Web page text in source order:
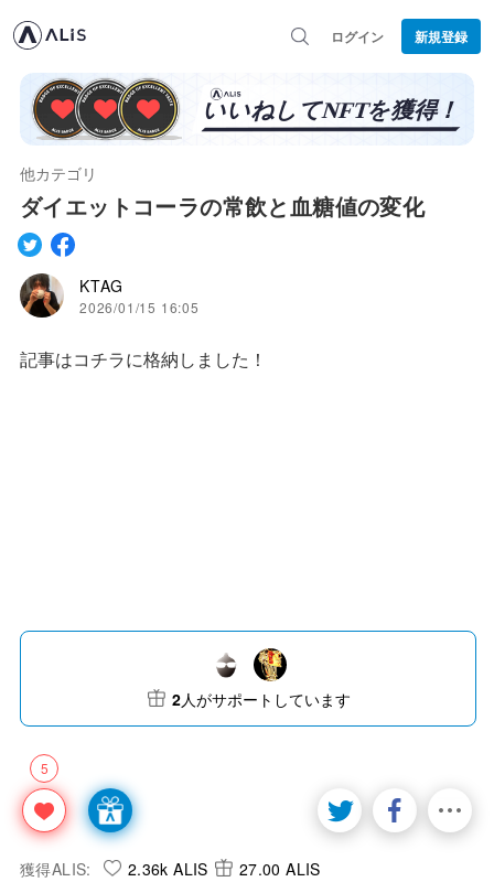
ログイン 新規登録
他カテゴリ
ダイエットコーラの常飲と血糖値の変化
KTAG
2026/01/15 16:05
記事はコチラに格納しました！
5
2人がサポートしています
獲得ALIS: 2.36k ALIS 27.00 ALIS